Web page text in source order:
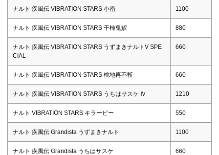
ナルト 疾風伝 VIBRATION STARS 小南 1100
ナルト 疾風伝 VIBRATION STARS 干柿鬼鮫 880
ナルト 疾風伝 VIBRATION STARS うずまきナルトV SPE
CIAL
660
ナルト 疾風伝 VIBRATION STARS 桃地再不斬 660
ナルト 疾風伝 VIBRATION STARS うちはサスケ Ⅳ 1210
ナルト VIBRATION STARS キラービー 550
ナルト 疾風伝 Grandista うずまきナルト 1100
ナルト 疾風伝 Grandista うちはサスケ 660